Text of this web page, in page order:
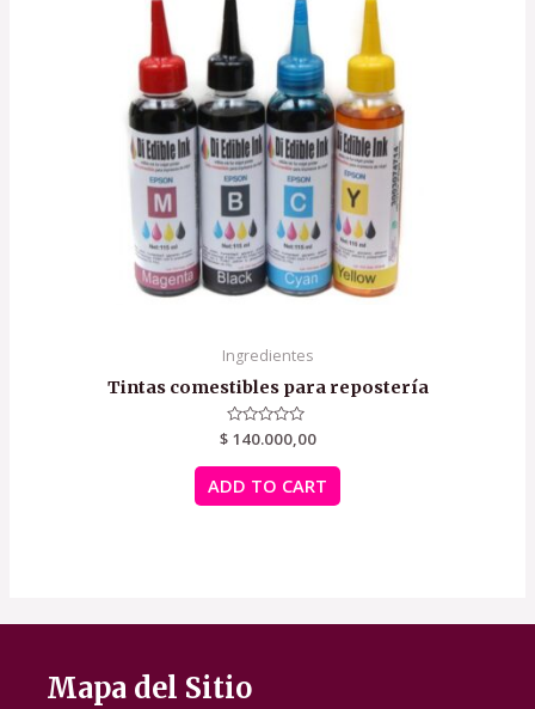
Ingredientes
Tintas comestibles para repostería
Rated
out
of
5
$140.000,00
ADD TO CART
Mapa del Sitio